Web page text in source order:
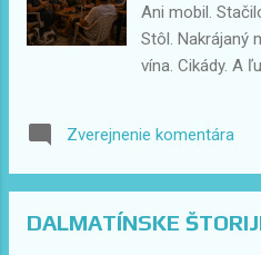
Ani mobil.
Stôl. Nakrájaný
vína. Cikády. A
futbale. O tom,
sa
Pozeralo na
za stovky eur.
Zverejnenie komentára
DALMATÍNSKE